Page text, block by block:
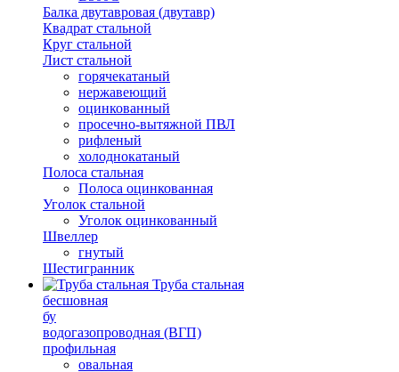
Балка двутавровая (двутавр)
Квадрат стальной
Круг стальной
Лист стальной
горячекатаный
нержавеющий
оцинкованный
просечно-вытяжной ПВЛ
рифленый
холоднокатаный
Полоса стальная
Полоса оцинкованная
Уголок стальной
Уголок оцинкованный
Швеллер
гнутый
Шестигранник
Труба стальная
бесшовная
бу
водогазопроводная (ВГП)
профильная
овальная